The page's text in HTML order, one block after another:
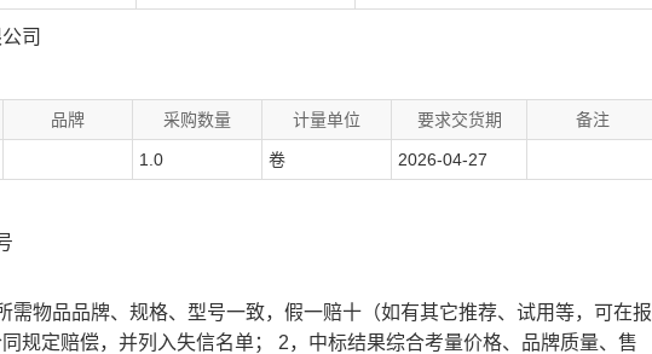
司
品牌 采购数量 计量单位 要求交货期 备注
1.0 卷 2026-04-27
需物品品牌、规格、型号一致，假一赔十（如有其它推荐、试用等，可在报
规定赔偿，并列入失信名单； 2，中标结果综合考量价格、品牌质量、售